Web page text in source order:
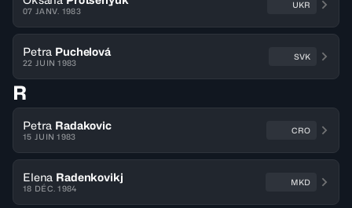
07 JANV. 1983
UKR
Petra Puchelová
22 JUIN 1983
SVK
R
Petra Radakovic
15 JUIN 1983
CRO
Elena Radenkovikj
18 DÉC. 1984
MKD